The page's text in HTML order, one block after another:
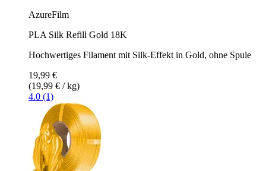
AzureFilm
PLA Silk Refill Gold 18K
Hochwertiges Filament mit Silk-Effekt in Gold, ohne Spule
19,99 €
(19,99 € / kg)
4.0 (1)